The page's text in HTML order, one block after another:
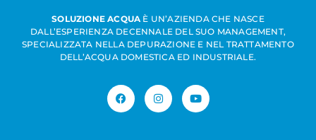
SOLUZIONE ACQUA È UN’AZIENDA CHE NASCE
DALL’ESPERIENZA DECENNALE DEL SUO MANAGEMENT,
SPECIALIZZATA NELLA DEPURAZIONE E NEL TRATTAMENTO
DELL’ACQUA DOMESTICA ED INDUSTRIALE.